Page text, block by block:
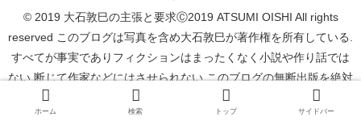
© 2019 大石敦巳の主張と要求Ⓒ2019 ATSUMI OISHI All rights
reserved このブログは写真を含め大石敦巳が著作権を所有している.
すべてが事実でありフィクションはまったくなく小説や作り話では
ない.断じて作家などにはさせられない.このブログの無断出版を絶対
に許さない.著作権と出版権の侵害でただちに訴える..
ホーム 検索 トップ サイドバー